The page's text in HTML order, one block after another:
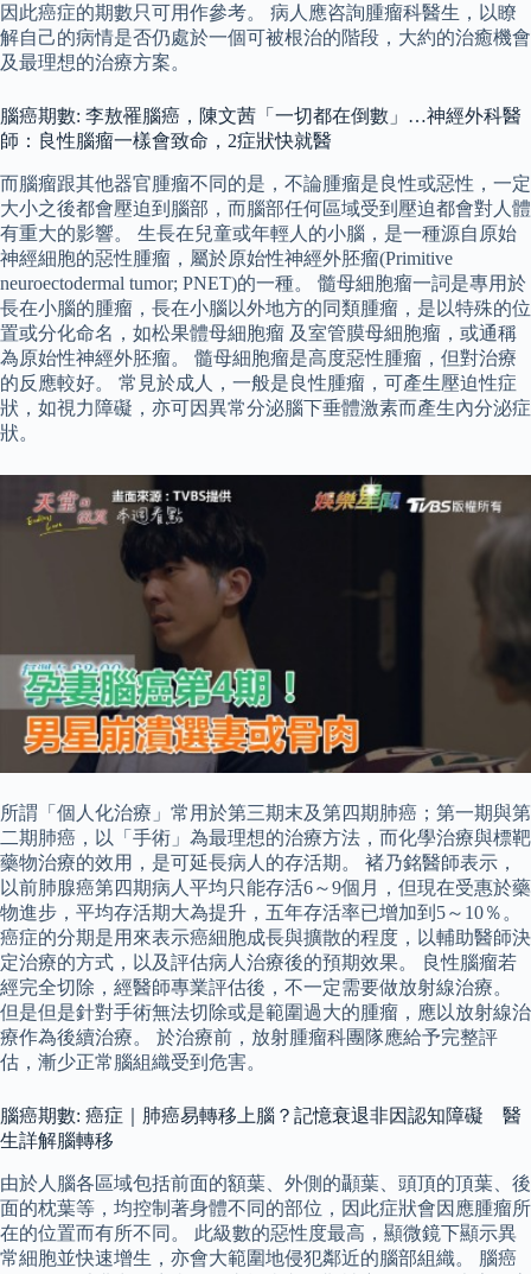
因此癌症的期數只可用作參考。 病人應咨詢腫瘤科醫生，以瞭
解自己的病情是否仍處於一個可被根治的階段，大約的治癒機會
及最理想的治療方案。
腦癌期數: 李敖罹腦癌，陳文茜「一切都在倒數」…神經外科醫
師：良性腦瘤一樣會致命，2症狀快就醫
而腦瘤跟其他器官腫瘤不同的是，不論腫瘤是良性或惡性，一定
大小之後都會壓迫到腦部，而腦部任何區域受到壓迫都會對人體
有重大的影響。 生長在兒童或年輕人的小腦，是一種源自原始
神經細胞的惡性腫瘤，屬於原始性神經外胚瘤(Primitive
neuroectodermal tumor; PNET)的一種。 髓母細胞瘤一詞是專用於
長在小腦的腫瘤，長在小腦以外地方的同類腫瘤，是以特殊的位
置或分化命名，如松果體母細胞瘤 及室管膜母細胞瘤，或通稱
為原始性神經外胚瘤。 髓母細胞瘤是高度惡性腫瘤，但對治療
的反應較好。 常見於成人，一般是良性腫瘤，可產生壓迫性症
狀，如視力障礙，亦可因異常分泌腦下垂體激素而產生內分泌症
狀。
所謂「個人化治療」常用於第三期末及第四期肺癌；第一期與第
二期肺癌，以「手術」為最理想的治療方法，而化學治療與標靶
藥物治療的效用，是可延長病人的存活期。 褚乃銘醫師表示，
以前肺腺癌第四期病人平均只能存活6～9個月，但現在受惠於藥
物進步，平均存活期大為提升，五年存活率已增加到5～10％。
癌症的分期是用來表示癌細胞成長與擴散的程度，以輔助醫師決
定治療的方式，以及評估病人治療後的預期效果。 良性腦瘤若
經完全切除，經醫師專業評估後，不一定需要做放射線治療。
但是但是針對手術無法切除或是範圍過大的腫瘤，應以放射線治
療作為後續治療。 於治療前，放射腫瘤科團隊應給予完整評
估，漸少正常腦組織受到危害。
腦癌期數: 癌症｜肺癌易轉移上腦？記憶衰退非因認知障礙 醫
生詳解腦轉移
由於人腦各區域包括前面的額葉、外側的顳葉、頭頂的頂葉、後
面的枕葉等，均控制著身體不同的部位，因此症狀會因應腫瘤所
在的位置而有所不同。 此級數的惡性度最高，顯微鏡下顯示異
常細胞並快速增生，亦會大範圍地侵犯鄰近的腦部組織。 腦癌